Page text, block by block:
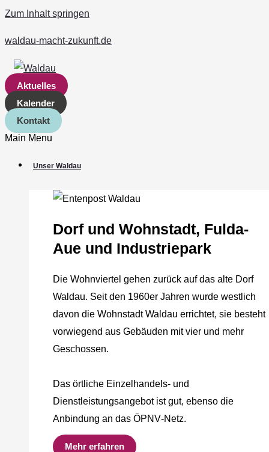
Zum Inhalt springen
waldau-macht-zukunft.de
Aktuelles
Kalender
Kontakt
Main Menu
Unser Waldau
Dorf und Wohnstadt, Fulda‐
Aue und Industriepark
Die Wohnviertel gehen zurück auf das alte Dorf
Waldau. Seit den 1960er Jahren wurde westlich
davon die Wohnstadt Waldau errichtet, sie besteht
vorwiegend aus Gebäuden mit vier und mehr
Geschossen.
Das örtliche Einzelhandels‐ und
Dienstleistungsangebot ist gut, ebenso die
Anbindung an das ÖPNV‐Netz.
Mehr erfahren